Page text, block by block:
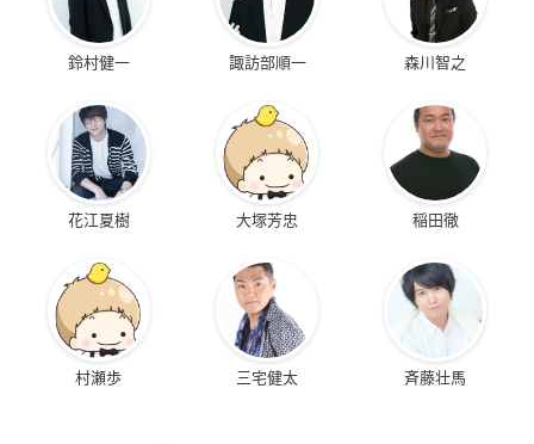
鈴村健一 諏訪部順一 森川智之
花江夏樹 大塚芳忠 稲田徹
村瀬歩 三宅健太 斉藤壮馬